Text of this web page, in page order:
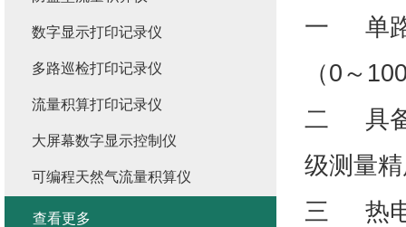
一 单路
（0～
二 具备
级测量
三 热电
数字显示打印记录仪
多路巡检打印记录仪
流量积算打印记录仪
大屏幕数字显示控制仪
可编程天然气流量积算仪
查看更多